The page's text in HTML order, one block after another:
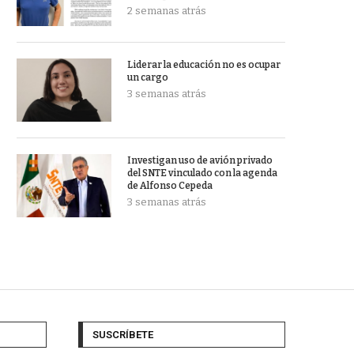
2 semanas atrás
Liderar la educación no es ocupar
un cargo
3 semanas atrás
Investigan uso de avión privado
del SNTE vinculado con la agenda
de Alfonso Cepeda
3 semanas atrás
SUSCRÍBETE